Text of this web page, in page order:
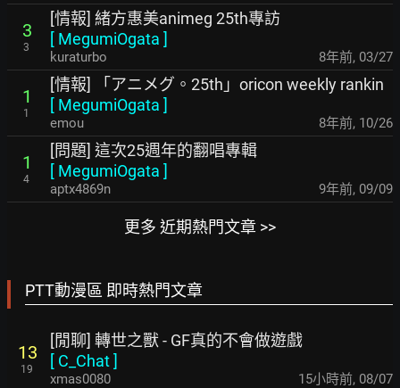
3
3
[情報] 緒方惠美animeg 25th專訪
[ MegumiOgata ]
kuraturbo 8年前, 03/27
1
1
[情報] 「アニメグ。25th」oricon weekly rankin
[ MegumiOgata ]
emou 8年前, 10/26
1
4
[問題] 這次25週年的翻唱專輯
[ MegumiOgata ]
aptx4869n 9年前, 09/09
更多 近期熱門文章 >>
PTT動漫區 即時熱門文章
13
19
[閒聊] 轉世之獸 - GF真的不會做遊戲
[ C_Chat]
xmas0080 15小時前, 08/07